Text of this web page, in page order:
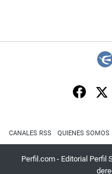
CANALES RSS QUIENES SOMOS
Perfil.com - Editorial Perfil